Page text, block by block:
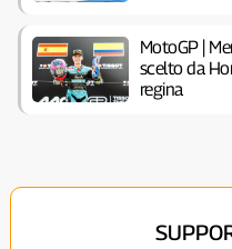
MotoGP |
scelto da
regina